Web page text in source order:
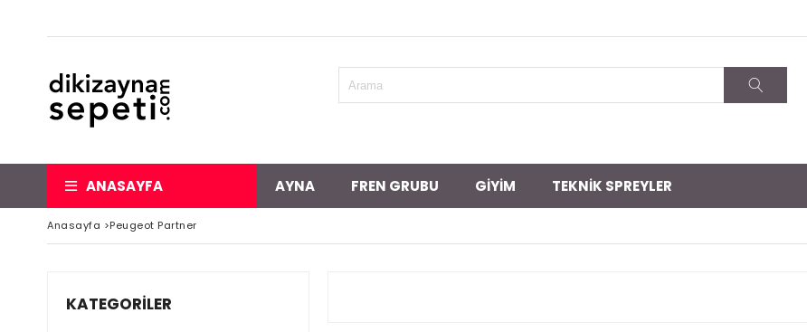
ANASAYFA AYNA FREN GRUBU GİYİM TEKNİK SPREYLER
Anasayfa >Peugeot Partner
KATEGORILER